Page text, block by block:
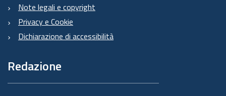
Note legali e copyright
Privacy e Cookie
Dichiarazione di accessibilità
Redazione